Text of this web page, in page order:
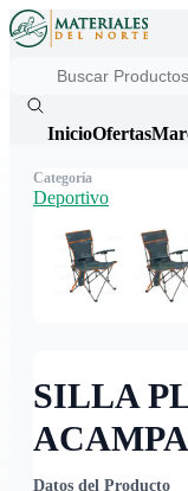
InicioOfertas
SILLA
Datos del Producto
Categoría
Deportivo